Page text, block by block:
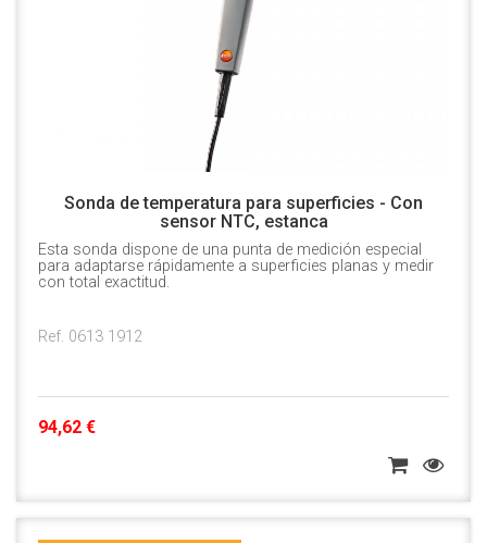
Sonda de temperatura para superficies - Con
sensor NTC, estanca
Esta sonda dispone de una punta de medición especial
para adaptarse rápidamente a superficies planas y medir
con total exactitud.
Ref. 0613 1912
94,62 €